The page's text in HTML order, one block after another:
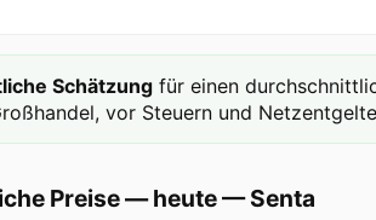
Schätzung für einen
vor Steuern und
Preise — heute—Senta